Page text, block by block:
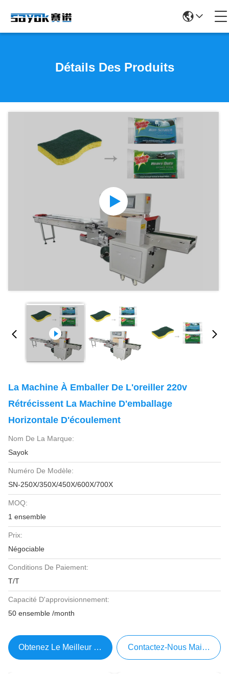
Détails Des Produits
La Machine À Emballer De L'oreiller 220v
Rétrécissent La Machine D'emballage
Horizontale D'écoulement
Nom De La Marque:
Sayok
Numéro De Modèle:
SN-250X/350X/450X/600X/700X
MOQ:
1 ensemble
Prix:
Négociable
Conditions De Paiement:
T/T
Capacité D'approvisionnement:
50 ensemble /month
Obtenez Le Meilleur Prix Contactez-Nous Maintenant